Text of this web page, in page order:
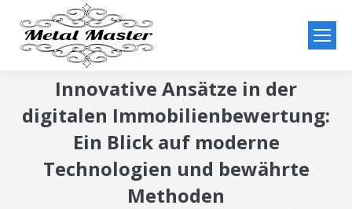
Innovative Ansätze in der
digitalen Immobilienbewertung:
Ein Blick auf moderne
Technologien und bewährte
Methoden